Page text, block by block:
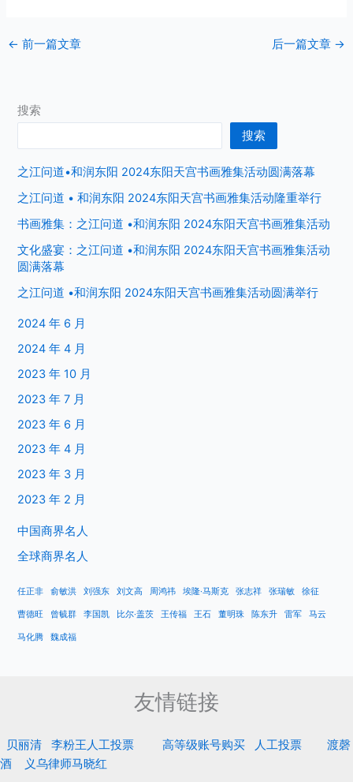
← 前一篇文章 后一篇文章 →
搜索
搜索
之江问道•和润东阳 2024东阳天宫书画雅集活动圆满落幕
之江问道 • 和润东阳 2024东阳天宫书画雅集活动隆重举行
书画雅集：之江问道 •和润东阳 2024东阳天宫书画雅集活动
文化盛宴：之江问道 •和润东阳 2024东阳天宫书画雅集活动
圆满落幕
之江问道 •和润东阳 2024东阳天宫书画雅集活动圆满举行
2024 年 6 月
2024 年 4 月
2023 年 10 月
2023 年 7 月
2023 年 6 月
2023 年 4 月
2023 年 3 月
2023 年 2 月
中国商界名人
全球商界名人
任正非 俞敏洪 刘强东 刘文高 周鸿祎 埃隆·马斯克 张志祥 张瑞敏 徐征
曹德旺 曾毓群 李国凯 比尔·盖茨 王传福 王石 董明珠 陈东升 雷军 马云
马化腾 魏成福
友情链接
贝丽清 李粉王人工投票 高等级账号购买 人工投票
渡磬
酒
义乌律师马晓红